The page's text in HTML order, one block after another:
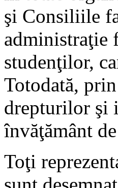
şi Consiliile
administraţie
studenţilor,
Totodată,
drepturilor şi
învăţământ
Toţi